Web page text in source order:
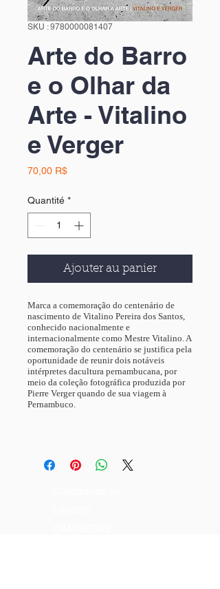
SKU : 9780000081407
Arte do Barro
e o Olhar da
Arte - Vitalino
e Verger
70,00 R$Prix
Quantité *
Ajouter au panier
Marca a comemoração do centenário de
nascimento de Vitalino Pereira dos Santos,
conhecido nacionalmente e
internacionalmente como Mestre Vitalino. A
comemoração do centenário se justifica pela
oportunidade de reunir dois notáveis
intérpretes dacultura pernambucana, por
meio da coleção fotográfica produzida por
Pierre Verger quando de sua viagem à
Pernambuco.